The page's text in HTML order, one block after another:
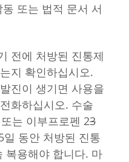
또는 법적 문서 서
전에 처방된 진통제
지 확인하십시오.
진이 생기면 사용을
화하십시오. 수술
또는 이부프로펜 23
일 동안 처방된 진통
복용해야 합니다. 마